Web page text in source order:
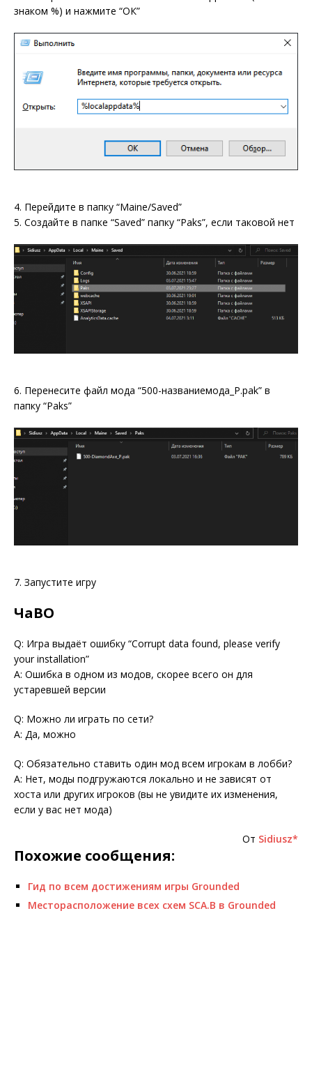
знаком %) и нажмите “ОК”
4. Перейдите в папку “Maine/Saved”
5. Создайте в папке “Saved” папку “Paks”, если таковой нет
6. Перенесите файл мода “500-названиемода_P.pak” в
папку “Paks”
7. Запустите игру
ЧаВО
Q: Игра выдаёт ошибку “Corrupt data found, please verify
your installation”
A: Ошибка в одном из модов, скорее всего он для
устаревшей версии
Q: Можно ли играть по сети?
A: Да, можно
Q: Обязательно ставить один мод всем игрокам в лобби?
A: Нет, моды подгружаются локально и не зависят от
хоста или других игроков (вы не увидите их изменения,
если у вас нет мода)
От Sidiusz*
Похожие сообщения:
Гид по всем достижениям игры Grounded
Месторасположение всех схем SCA.B в Grounded